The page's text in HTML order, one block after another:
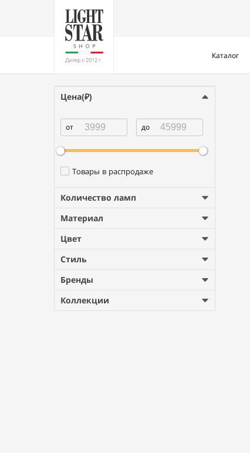
Каталог
Цена(₽)
Товары в распродаже
Количество ламп
Материал
Цвет
Стиль
Бренды
Коллекции